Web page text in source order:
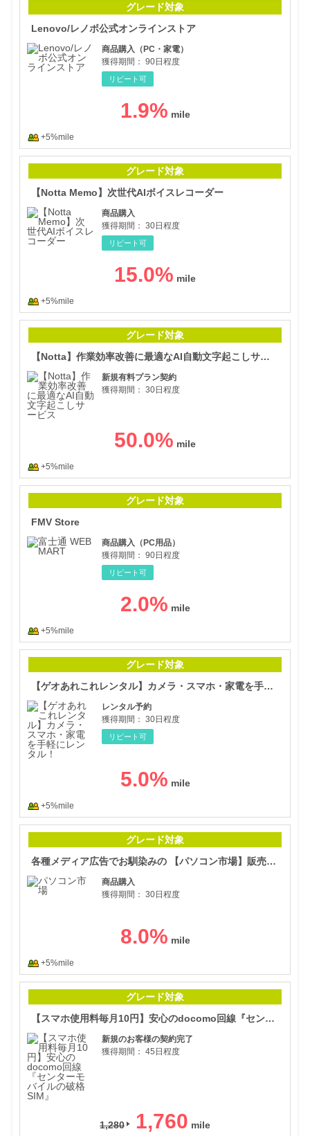
グレード対象
Lenovo/レノボ公式オンラインストア
商品購入（PC・家電）
獲得期間： 90日程度
リピート可
1.9%
+5%mile
グレード対象
【Notta Memo】次世代AIボイスレコーダー
商品購入
獲得期間： 30日程度
リピート可
15.0%
+5%mile
グレード対象
【Notta】作業効率改善に最適なAI自動文字起こしサービス
新規有料プラン契約
獲得期間： 30日程度
50.0%
+5%mile
グレード対象
FMV Store
商品購入（PC用品）
獲得期間： 90日程度
リピート可
2.0%
+5%mile
グレード対象
【ゲオあれこれレンタル】カメラ・スマホ・家電を手軽にレンタル！
レンタル予約
獲得期間： 30日程度
リピート可
5.0%
+5%mile
グレード対象
各種メディア広告でお馴染みの 【パソコン市場】販売数で日本1位の受賞歴あり！
商品購入
獲得期間： 30日程度
8.0%
+5%mile
グレード対象
【スマホ使用料毎月10円】安心のdocomo回線『センターモバイルの破格SIM』
新規のお客様の契約完了
獲得期間： 45日程度
1,280 1,760